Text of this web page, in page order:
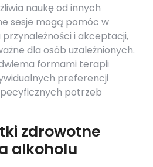
naukę od innych
sesje mogą pomóc w
i akceptacji,
dla osób uzależnionych.
formami terapii
preferencji
potrzeb
zdrowotne
alkoholu